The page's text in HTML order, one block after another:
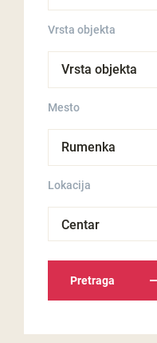
Vrsta objekta
Mesto
Lokacija
Centar
Pretraga